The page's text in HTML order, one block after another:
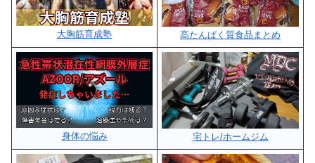
大胸筋育成塾 高たんぱく質食品まとめ
身体の悩み 宅トレ/ホームジム